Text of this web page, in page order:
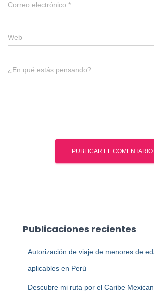
Correo electrónico *
Web
¿En qué estás pensando?
Publicaciones recientes
Autorización de viaje de menores de
aplicables en Perú
Descubre mi ruta por el Caribe